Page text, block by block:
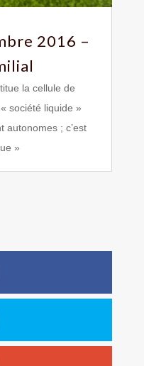
2016 –
la cellule de
société liquide »
autonomes ; c’est
»